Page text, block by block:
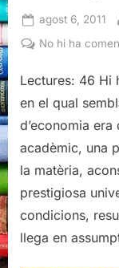
Posted
on
agost 6, 2011
No hi ha
Lectures: 46 Hi
en el qual
d’economia
acadèmic, una
la matèria,
prestigiosa
condicions,
llega en